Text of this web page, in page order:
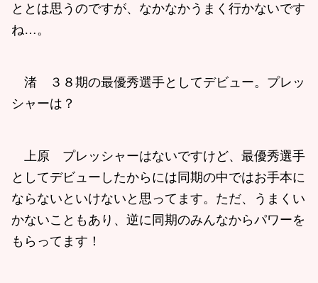
ととは思うのですが、なかなかうまく行かないです
ね…。
渚 ３８期の最優秀選手としてデビュー。プレッ
シャーは？
上原 プレッシャーはないですけど、最優秀選手
としてデビューしたからには同期の中ではお手本に
ならないといけないと思ってます。ただ、うまくい
かないこともあり、逆に同期のみんなからパワーを
もらってます！